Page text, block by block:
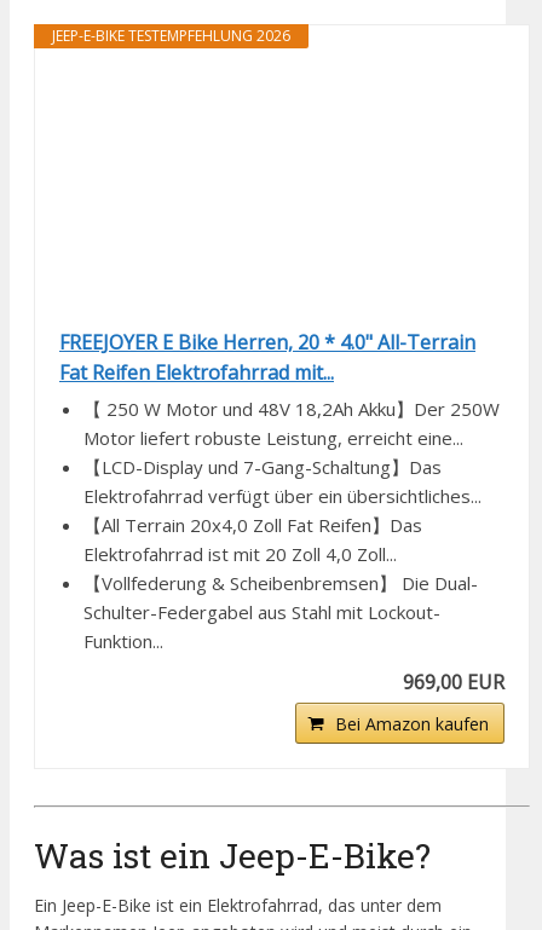
JEEP-E-BIKE TESTEMPFEHLUNG 2026
FREEJOYER E Bike Herren, 20 * 4.0" All-Terrain
Fat Reifen Elektrofahrrad mit...
【 250 W Motor und 48V 18,2Ah Akku】Der 250W
Motor liefert robuste Leistung, erreicht eine...
【LCD-Display und 7-Gang-Schaltung】Das
Elektrofahrrad verfügt über ein übersichtliches...
【All Terrain 20x4,0 Zoll Fat Reifen】Das
Elektrofahrrad ist mit 20 Zoll 4,0 Zoll...
【Vollfederung & Scheibenbremsen】 Die Dual-
Schulter-Federgabel aus Stahl mit Lockout-
Funktion...
969,00 EUR
Bei Amazon kaufen
Was ist ein Jeep-E-Bike?
Ein Jeep-E-Bike ist ein Elektrofahrrad, das unter dem